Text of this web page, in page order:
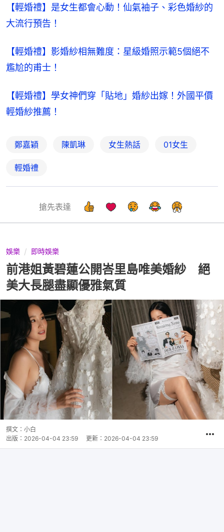
【輕婚禮】是女生都會心動！仙氣袖子、彩色婚紗的
大流行預告！
【輕婚禮】影婚紗相無難度：星級婚照示範5個絕不
尷尬的甫士！
【輕婚禮】學女神們穿「貼地」婚紗出嫁！外國平價
輕婚紗推薦！
鄭嘉穎 陳凱琳 女生熱話 01女生
輕婚禮
搶先表達
娛樂 即時娛樂
前港姐黃碧蓮公開峇里島唯美婚紗 絕
美大長腿盡顯優雅氣質
撰文： 小白
出版： 2026-04-04 23:59 更新： 2026-04-04 23:59